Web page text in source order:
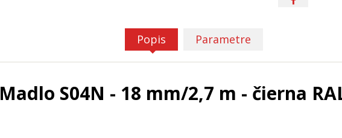
Popis Parametre
Madlo S04N - 18 mm/2,7 m - čierna